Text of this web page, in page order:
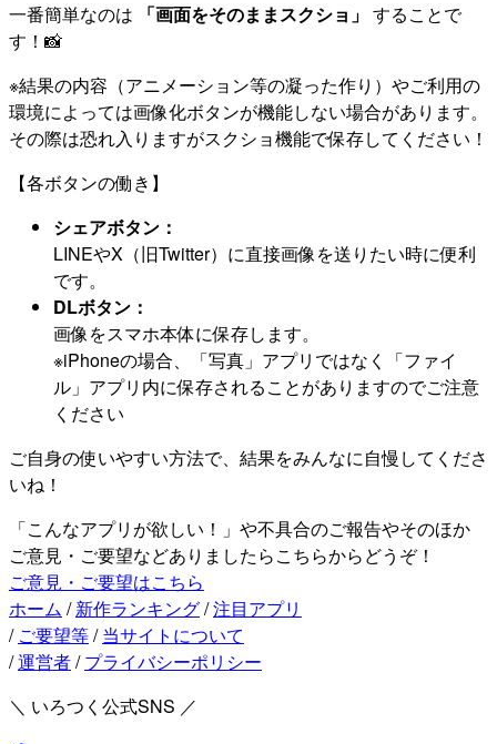
一番簡単なのは 「画面をそのままスクショ」 することで
す！📸
※結果の内容（アニメーション等の凝った作り）やご利用の
環境によっては画像化ボタンが機能しない場合があります。
その際は恐れ入りますがスクショ機能で保存してください！
【各ボタンの働き】
シェアボタン：
LINEやX（旧Twitter）に直接画像を送りたい時に便利
です。
DLボタン：
画像をスマホ本体に保存します。
※iPhoneの場合、「写真」アプリではなく「ファイ
ル」アプリ内に保存されることがありますのでご注意
ください
ご自身の使いやすい方法で、結果をみんなに自慢してくださ
いね！
「こんなアプリが欲しい！」や不具合のご報告やそのほか
ご意見・ご要望などありましたらこちらからどうぞ！
ご意見・ご要望はこちら
ホーム / 新作ランキング/注目アプリ
/ ご要望等/ 当サイトについて
/運営者/ プライバシーポリシー
＼ いろつく公式SNS ／